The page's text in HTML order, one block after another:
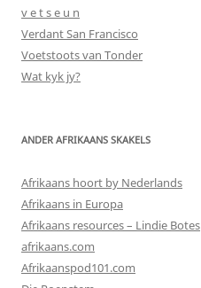
v e t s e u n
Verdant San Francisco
Voetstoots van Tonder
Wat kyk jy?
ANDER AFRIKAANS SKAKELS
Afrikaans hoort by Nederlands
Afrikaans in Europa
Afrikaans resources – Lindie Botes
afrikaans.com
Afrikaanspod101.com